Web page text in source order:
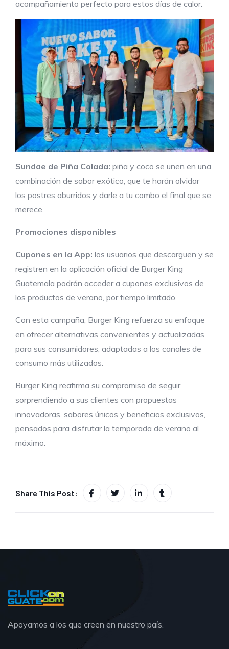
acompañamiento perfecto para estos días de calor.
Sundae de Piña Colada: piña y coco se unen en una
combinación de sabor exótico, que te harán olvidar
los postres aburridos y darle a tu combo el final que se
merece.
Promociones disponibles
Cupones en la App: los usuarios que descarguen y se
registren en la aplicación oficial de Burger King
Guatemala podrán acceder a cupones exclusivos de
los productos de verano, por tiempo limitado.
Con esta campaña, Burger King refuerza su enfoque
en ofrecer alternativas convenientes y actualizadas
para sus consumidores, adaptadas a los canales de
consumo más utilizados.
Burger King reafirma su compromiso de seguir
sorprendiendo a sus clientes con propuestas
innovadoras, sabores únicos y beneficios exclusivos,
pensados para disfrutar la temporada de verano al
máximo.
Share This Post:
Apoyamos a los que creen en nuestro país.